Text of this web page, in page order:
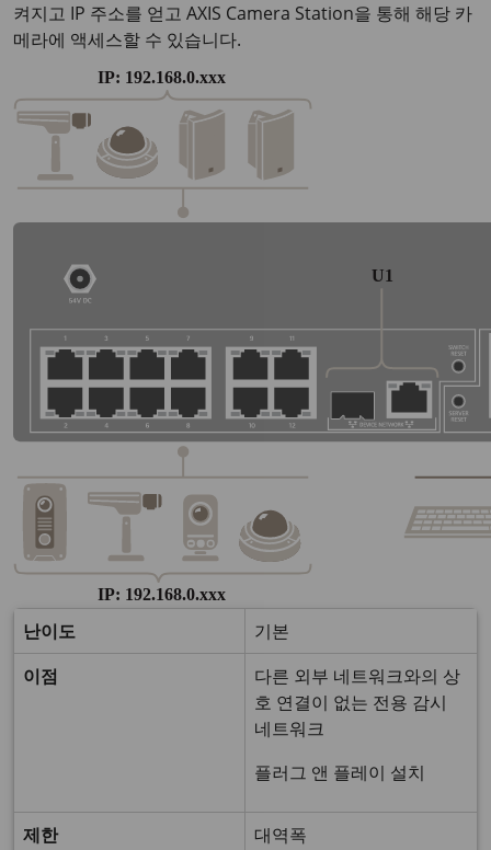
켜지고 IP 주소를 얻고 AXIS Camera Station을 통해 해당 카
메라에 액세스할 수 있습니다.
난이도
기본
이점
다른 외부 네트워크와의 상
호 연결이 없는 전용 감시
네트워크
플러그 앤 플레이 설치
제한
대역폭